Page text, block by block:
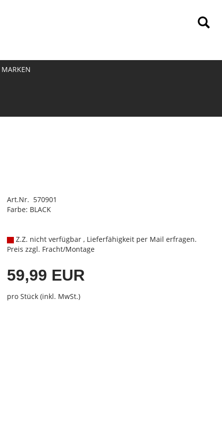
MARKEN
Art.Nr. 570901
Farbe: BLACK
Z.Z. nicht verfügbar , Lieferfähigkeit per Mail erfragen.
Preis zzgl. Fracht/Montage
59,99 EUR
pro Stück (inkl. MwSt.)